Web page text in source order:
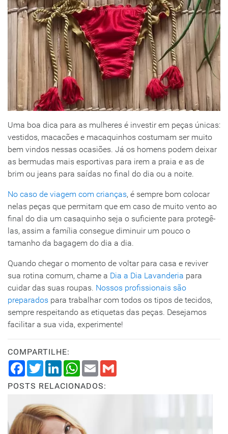
Uma boa dica para as mulheres é investir em peças únicas:
vestidos, macacões e macaquinhos costumam ser muito
bem vindos nessas ocasiões. Já os homens podem deixar
as bermudas mais esportivas para irem a praia e as de
brim ou jeans para saídas no final do dia ou a noite.
No caso de viagem com crianças, é sempre bom colocar
nelas peças que permitam que em caso de muito vento ao
final do dia um casaquinho seja o suficiente para protegê-
las, assim a família consegue diminuir um pouco o
tamanho da bagagem do dia a dia.
Quando chegar o momento de voltar para casa e reviver
sua rotina comum, chame a Dia a Dia Lavanderia para
cuidar das suas roupas. Nossos profissionais são
preparados para trabalhar com todos os tipos de tecidos,
sempre respeitando as etiquetas das peças. Desejamos
facilitar a sua vida, experimente!
COMPARTILHE:
FacebookTwitterLinkedInWhatsApp
Email
POSTS RELACIONADOS: